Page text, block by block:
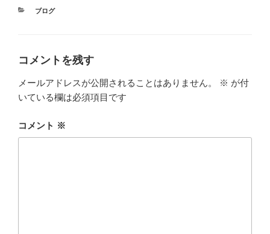
カ
ブログ
コメントを残す
メールアドレスが公開されることはありません。 ※ が付
いている欄は必須項目です
コメント ※